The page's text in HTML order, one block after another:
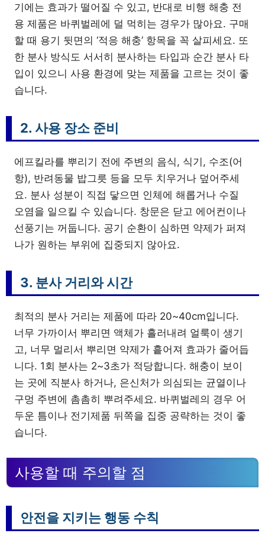
기에는 효과가 떨어질 수 있고, 반대로 비행 해충 전
용 제품은 바퀴벌레에 덜 먹히는 경우가 많아요. 구매
할 때 용기 뒷면의 ‘적응 해충’ 항목을 꼭 살피세요. 또
한 분사 방식도 서서히 분사하는 타입과 순간 분사 타
입이 있으니 사용 환경에 맞는 제품을 고르는 것이 좋
습니다.
2. 사용 장소 준비
에프킬라를 뿌리기 전에 주변의 음식, 식기, 수조(어
항), 반려동물 밥그릇 등을 모두 치우거나 덮어주세
요. 분사 성분이 직접 닿으면 인체에 해롭거나 수질
오염을 일으킬 수 있습니다. 창문은 닫고 에어컨이나
선풍기는 꺼둡니다. 공기 순환이 심하면 약제가 퍼져
나가 원하는 부위에 집중되지 않아요.
3. 분사 거리와 시간
최적의 분사 거리는 제품에 따라 20~40cm입니다.
너무 가까이서 뿌리면 액체가 흘러내려 얼룩이 생기
고, 너무 멀리서 뿌리면 약제가 흩어져 효과가 줄어듭
니다. 1회 분사는 2~3초가 적당합니다. 해충이 보이
는 곳에 직분사 하거나, 은신처가 의심되는 균열이나
구멍 주변에 촘촘히 뿌려주세요. 바퀴벌레의 경우 어
두운 틈이나 전기제품 뒤쪽을 집중 공략하는 것이 좋
습니다.
사용할 때 주의할 점
안전을 지키는 행동 수칙